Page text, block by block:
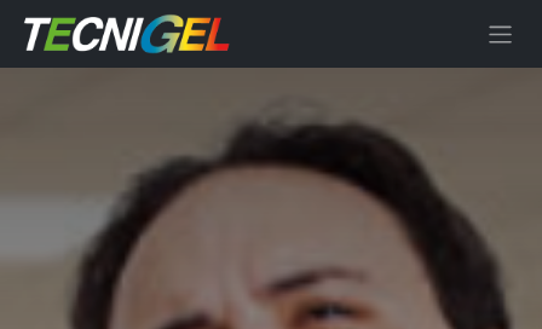
Se rendre au contenu